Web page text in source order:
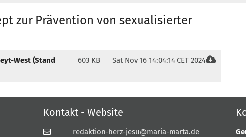
zur Prävention von sexualisierter
West (Stand
603 KB Sat Nov 16 14:04:14 CET 2024
Kontakt - Website
redaktion-herz-jesu@maria-marta.de